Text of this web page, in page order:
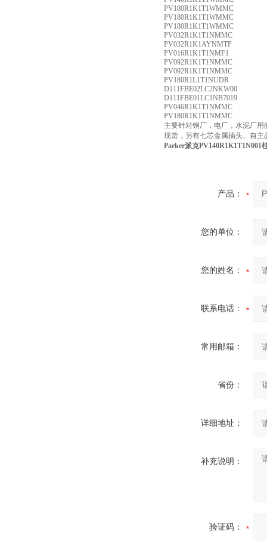
PV180R1K1T1WMMC
PV180R1K1T1WMMC
PV180R1K1T1WMMC
PV032R1K1T1NMMC
PV032R1K1AYNMTP
PV016R1K1T1NMF1
PV092R1K1T1NMMC
PV092R1K1T1NMMC
PV180R1L1T1NUDR
D111FBE02LC2NKW00
D111FBE01LC1NB7019
PV046R1K1T1NMMC
PV180R1K1T1NMMC
主要针对钢厂，电厂，水泥厂
现货，另有七芯金属插头、自主
Parker派克PV140R1K1T1N001
产品：
您的单位：
您的姓名：
联系电话：
常用邮箱：
省份：
详细地址：
补充说明：
验证码：